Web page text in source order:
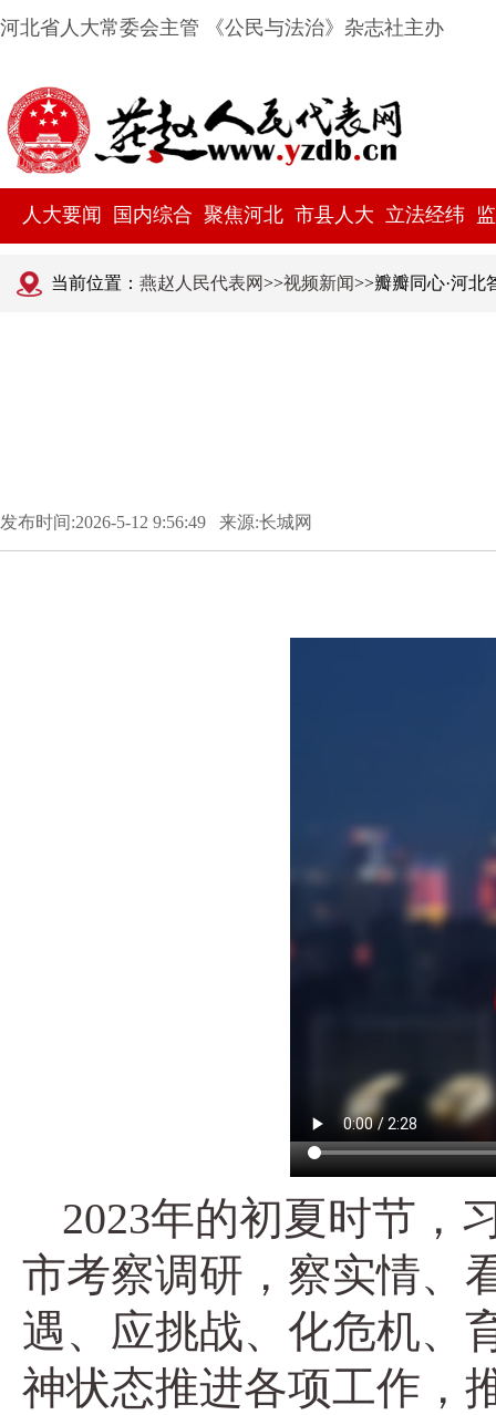
河北省人大常委会主管 《公民与法治》杂志社主办
人大要闻 国内综合 聚焦河北 市县人大 立法经纬
当前位置： 燕赵人民代表网>>视频新闻>>瓣瓣同心·河北
发布时间:2026-5-12 9:56:49 来源:长城网
2023年的初夏时节，
市考察调研，察实情、
遇、应挑战、化危机、
神状态推进各项工作，